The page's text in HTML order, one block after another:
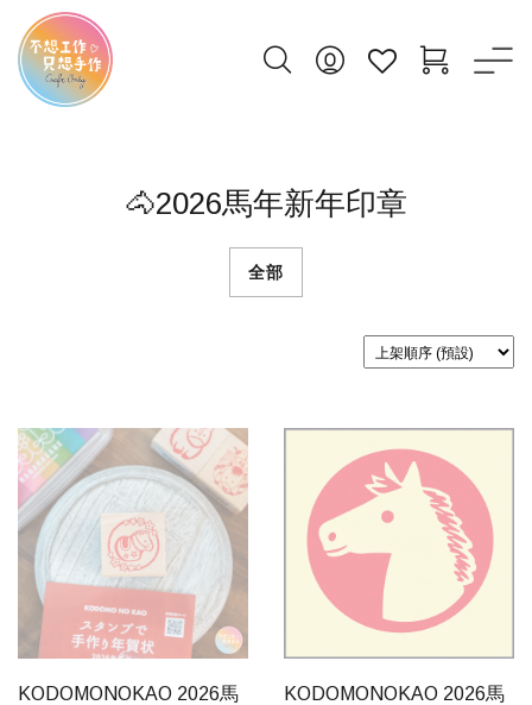
🐴2026馬年新年印章
全部
KODOMONOKAO 2026馬
KODOMONOKAO 2026馬